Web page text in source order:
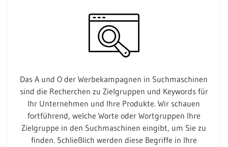
Das A und O der Werbekampagnen in Suchmaschinen
sind die Recherchen zu Zielgruppen und Keywords für
Ihr Unternehmen und Ihre Produkte. Wir schauen
fortführend, welche Worte oder Wortgruppen Ihre
Zielgruppe in den Suchmaschinen eingibt, um Sie zu
finden. Schließlich werden diese Begriffe in Ihre